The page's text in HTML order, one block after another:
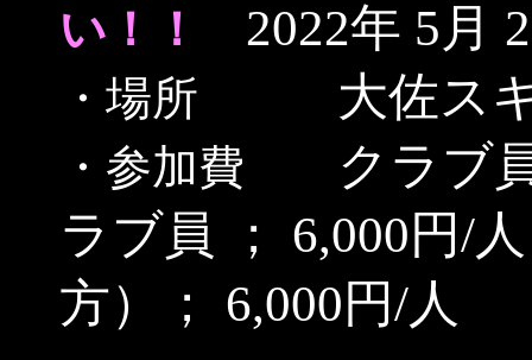
い！！ 2022年 5月
・場所 大佐ス
・参加費 クラブ
ラブ員 ； 6,000円/
方）； 6,000円/人